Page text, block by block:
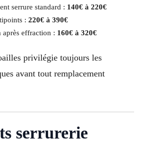
serrure standard : 140€ à 220€
: 220€ à 390€
après effraction : 160€ à 320€
privilégie toujours les
avant tout remplacement
serrurerie